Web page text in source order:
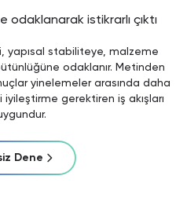
odaklanarak istikrarlı çıktı
yapısal stabiliteye, malzeme
odaklanır. Metinden
yinelemeler arasında daha
gerektiren iş akışları
Dene